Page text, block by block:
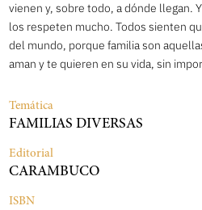
vienen y, sobre todo, a dónde llegan.
los respeten mucho. Todos sienten
del mundo, porque familia son
aman y te quieren en su vida, sin
Temática
FAMILIAS DIVERSAS
Editorial
CARAMBUCO
ISBN